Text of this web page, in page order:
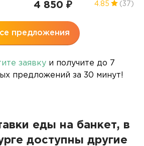
4 850 ₽
4.85 (37)
предложения
заявкуи получите до 7
предложений за 30 минут!
еды на банкет, в
доступны другие